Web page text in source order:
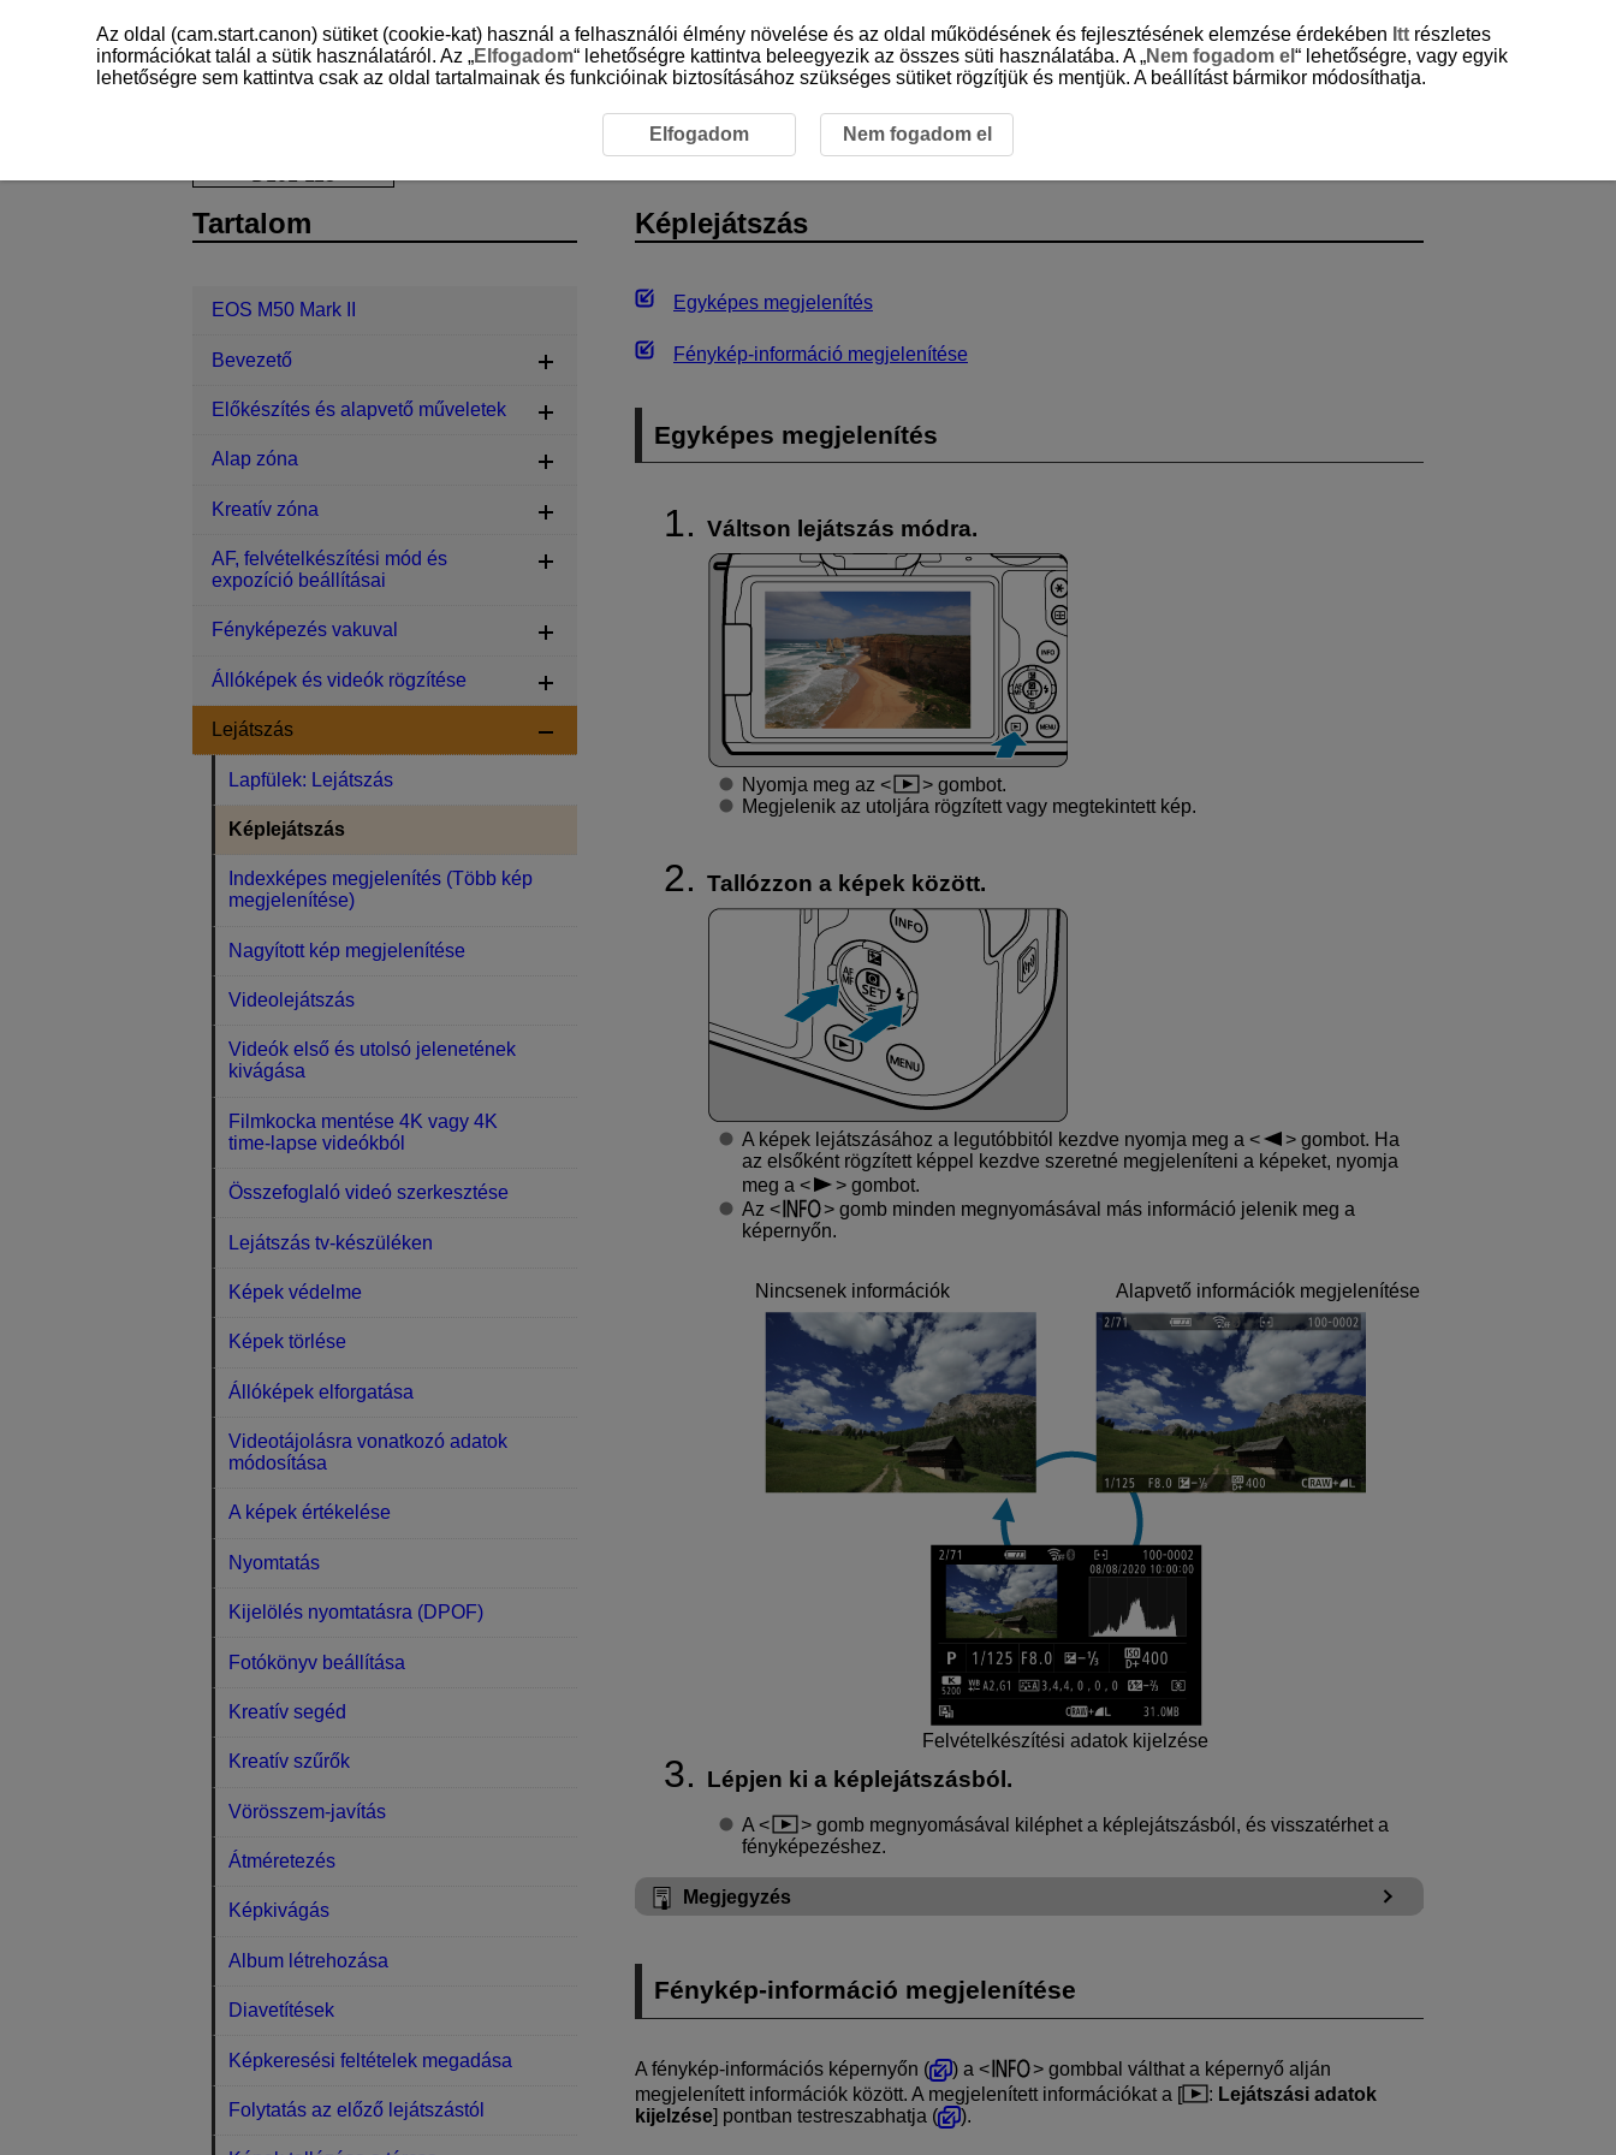
Képlejátszás
Képlejátszás
Egyképes megjelenítés
Fénykép-információ megjelenítése
Egyképes megjelenítés
Váltson lejátszás módra.
Nyomja meg az
gombot.
Megjelenik az utoljára rögzített vagy megtekintett kép.
Tallózzon a képek között.
A képek lejátszásához a legutóbbitól kezdve nyomja meg a
gombot. Ha
az elsőként rögzített képpel kezdve szeretné megjeleníteni a képeket, nyomja
meg a
gombot.
Az
gomb minden megnyomásával más információ jelenik meg a
képernyőn.
Nincsenek információk Alapvető információk megjelenítése
Felvételkészítési adatok kijelzése
Lépjen ki a képlejátszásból.
A
gomb megnyomásával kiléphet a képlejátszásból, és visszatérhet a
fényképezéshez.
Megjegyzés
Fénykép-információ megjelenítése
A fénykép-információs képernyőn ( ) a
gombbal válthat a képernyő alján
megjelenített információk között. A megjelenített információkat a [
: Lejátszási adatok
kijelzése] pontban testreszabhatja ( ).
Tartalom
EOS M50 Mark II
Bevezető
Előkészítés és alapvető műveletek
Alap zóna
Kreatív zóna
AF, felvételkészítési mód és
expozíció beállításai
Fényképezés vakuval
Állóképek és videók rögzítése
Lejátszás
Lapfülek: Lejátszás
Képlejátszás
Indexképes megjelenítés (Több kép
megjelenítése)
Nagyított kép megjelenítése
Videolejátszás
Videók első és utolsó jelenetének
kivágása
Filmkocka mentése 4K vagy 4K
time-lapse videókból
Összefoglaló videó szerkesztése
Lejátszás tv-készüléken
Képek védelme
Képek törlése
Állóképek elforgatása
Videotájolásra vonatkozó adatok
módosítása
A képek értékelése
Nyomtatás
Kijelölés nyomtatásra (DPOF)
Fotókönyv beállítása
Kreatív segéd
Kreatív szűrők
Vörösszem-javítás
Átméretezés
Képkivágás
Album létrehozása
Diavetítések
Képkeresési feltételek megadása
Folytatás az előző lejátszástól
Az oldal (cam.start.canon) sütiket (cookie-kat) használ a felhasználói élmény növelése és az oldal működésének és fejlesztésének elemzése érdekében Itt részletes
információkat talál a sütik használatáról. Az „Elfogadom“ lehetőségre kattintva beleegyezik az összes süti használatába. A „Nem fogadom el “ lehetőségre, vagy egyik
lehetőségre sem kattintva csak az oldal tartalmainak és funkcióinak biztosításához szükséges sütiket rögzítjük és mentjük. A beállítást bármikor módosíthatja.
Elfogadom Nem fogadom el